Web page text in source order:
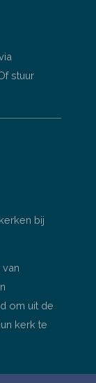
stuur
bij
om uit de
kerk te